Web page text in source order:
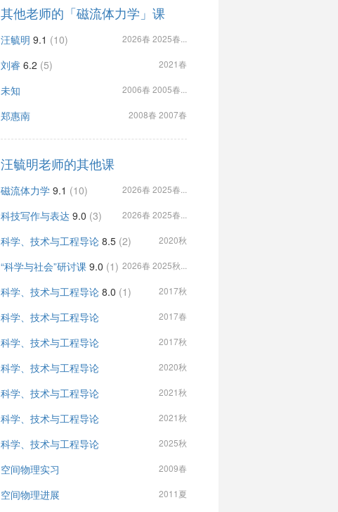
其他老师的「磁流体力学」课
汪毓明 9.1 (10) 2026春 2025春...
刘睿 6.2 (5) 2021春
未知 2006春 2005春...
郑惠南 2008春 2007春
汪毓明老师的其他课
磁流体力学 9.1 (10) 2026春 2025春...
科技写作与表达 9.0 (3) 2026春 2025春...
科学、技术与工程导论 8.5 (2) 2020秋
“科学与社会”研讨课 9.0 (1) 2026春 2025秋...
科学、技术与工程导论 8.0 (1) 2017秋
科学、技术与工程导论 2017春
科学、技术与工程导论 2017秋
科学、技术与工程导论 2020秋
科学、技术与工程导论 2021秋
科学、技术与工程导论 2021秋
科学、技术与工程导论 2025秋
空间物理实习 2009春
空间物理进展 2011夏